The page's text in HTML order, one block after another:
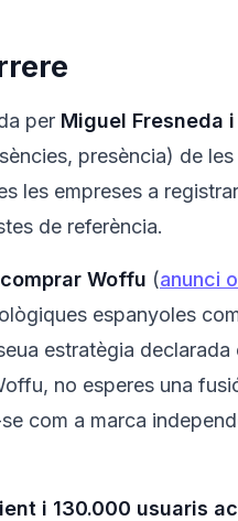
per Miguel Fresneda
presència) de
les empreses a
de referència.
Woffu (anunci
espanyoles
estratègia
no esperes una
com a marca
i 130.000 usuaris